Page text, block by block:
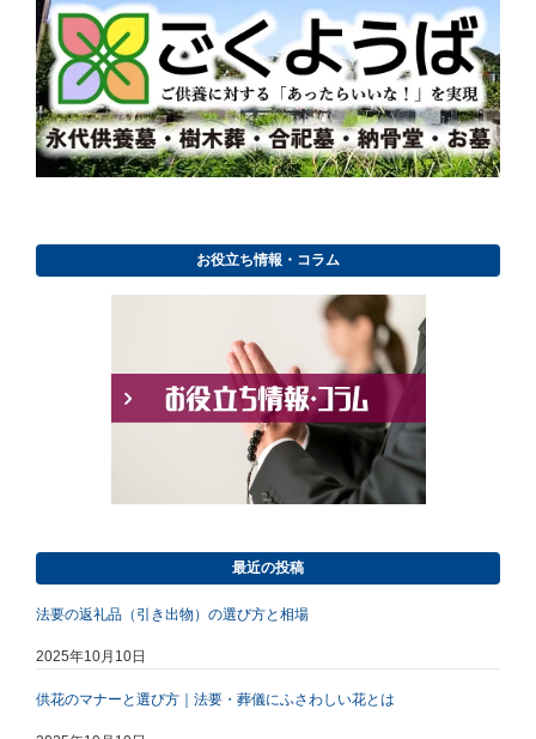
お役立ち情報・コラム
最近の投稿
法要の返礼品（引き出物）の選び方と相場
2025年10月10日
供花のマナーと選び方｜法要・葬儀にふさわしい花とは